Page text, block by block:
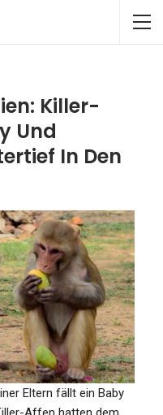
Killer-
Und
In Den
Eltern fällt ein Baby